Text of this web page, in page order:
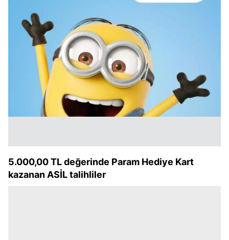
5.000,00 TL değerinde Param Hediye Kart
kazanan ASİL talihliler